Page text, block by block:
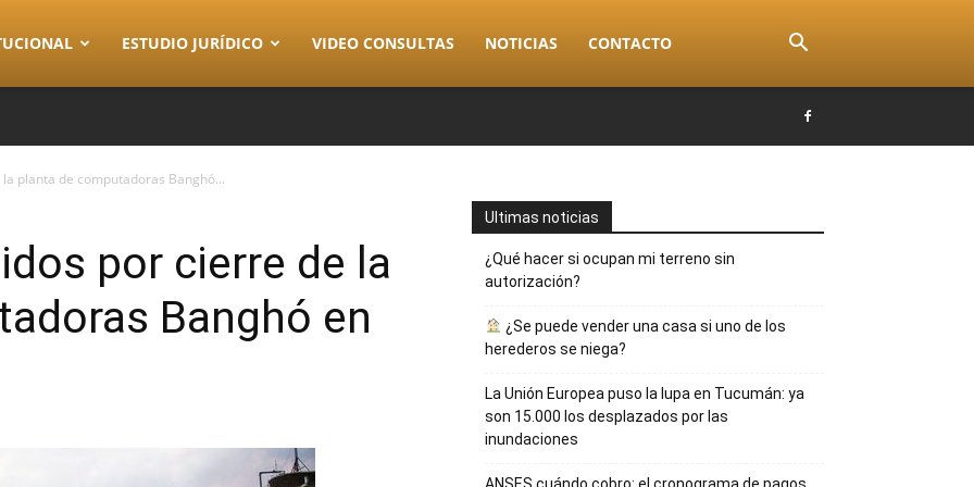
ESTUDIO JURÍDICO VIDEO CONSULTAS NOTICIAS CONTACTO
planta de computadoras Banghó...
por cierre de la
Banghó en
Ultimas noticias
¿Qué hacer si ocupan mi terreno sin
autorización?
¿Se puede vender una casa si uno de los
herederos se niega?
La Unión Europea puso la lupa en Tucumán: ya
son 15.000 los desplazados por las
inundaciones